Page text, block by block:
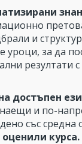
и
уроци, за да
резултати
достъпен
и по-
със средна
оценили курса.